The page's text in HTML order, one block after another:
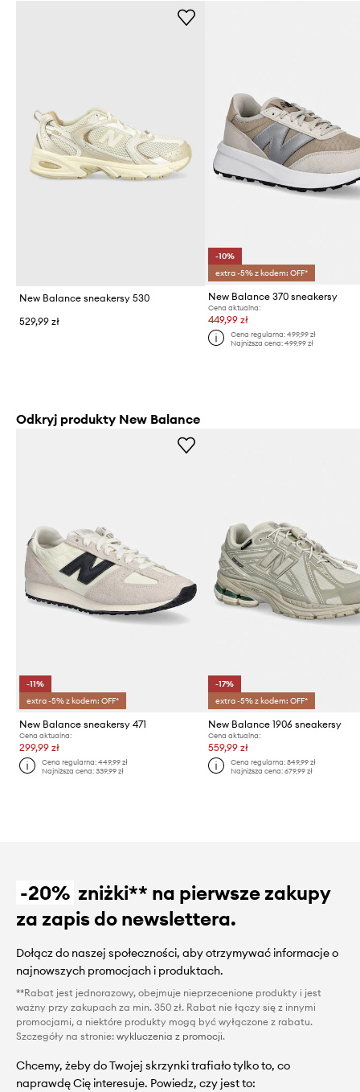
New Balance sneakersy 530
529,99 zł
-10%
extra -5% z kodem: OFF*
New Balance 370 sneakersy
Cena aktualna:
449,99 zł
Cena regularna: 499,99 zł
Najniższa cena: 499,99 zł
Odkryj produkty New Balance
-11%
extra -5% z kodem: OFF*
New Balance sneakersy 471
Cena aktualna:
299,99 zł
Cena regularna:449,99 zł
Najniższa cena:339,99 zł
-17%
extra -5% z kodem: OFF*
New Balance 1906 sneakersy
Cena aktualna:
559,99 zł
Cena regularna: 849,99 zł
Najniższa cena: 679,99 zł
-20% zniżki** na pierwsze zakupy
za zapis do newslettera.
Dołącz do naszej społeczności, aby otrzymywać informacje o
najnowszych promocjach i produktach.
**Rabat jest jednorazowy, obejmuje nieprzecenione produkty i jest
ważny przy zakupach za min. 350 zł. Rabat nie łączy się z innymi
promocjami, a niektóre produkty mogą być wyłączone z rabatu.
Szczegóły na stronie: wykluczenia z promocji.
Chcemy, żeby do Twojej skrzynki trafiało tylko to, co
naprawdę Cię interesuje. Powiedz, czy jest to: